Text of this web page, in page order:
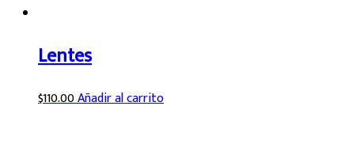
Lentes
$110.00Añadir al carrito